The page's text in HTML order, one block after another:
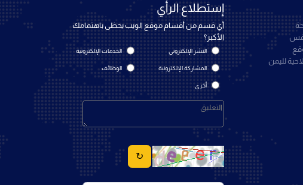
لليمن
إستطلاع الرأي
أي قسم من أقسام موقع الويب يحظى باهتمامك
الأكبر؟
النشر الإلكتروني الخدمات الإلكترونية
المشاركة الإلكترونية الوظائف
أخرى
↻